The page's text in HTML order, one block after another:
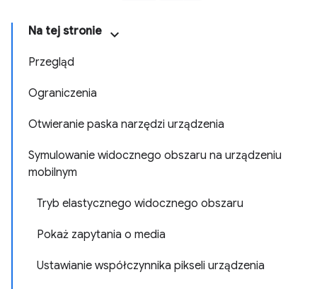
Na tej stronie
Przegląd
Ograniczenia
Otwieranie paska narzędzi urządzenia
Symulowanie widocznego obszaru na urządzeniu
mobilnym
Tryb elastycznego widocznego obszaru
Pokaż zapytania o media
Ustawianie współczynnika pikseli urządzenia